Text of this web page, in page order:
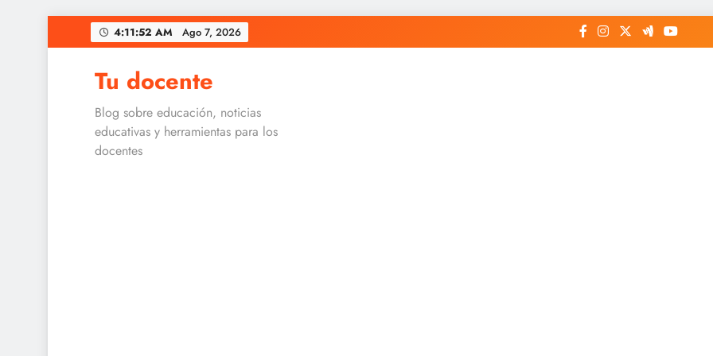
to
4:11:52 AM Ago 7, 2026
Tu docente
Blog sobre educación, noticias
educativas y herramientas para los
docentes